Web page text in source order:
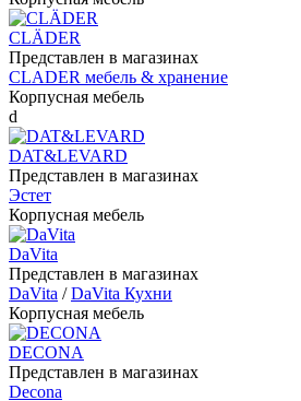
CLÄDER
Представлен в магазинах
CLADER мебель & хранение
Корпусная мебель
d
DAT&LEVARD
Представлен в магазинах
Эстет
Корпусная мебель
DaVita
Представлен в магазинах
DaVita /DaVita Кухни
Корпусная мебель
DECONA
Представлен в магазинах
Decona